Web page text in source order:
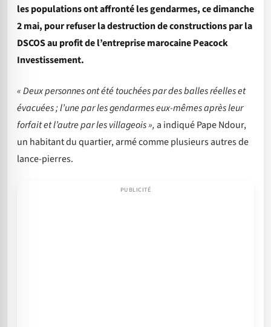
les populations ont affronté les gendarmes, ce dimanche
2 mai, pour refuser la destruction de constructions par la
DSCOS au profit de l’entreprise marocaine Peacock
Investissement.
« Deux personnes ont été touchées par des balles réelles et
évacuées ; l’une par les gendarmes eux-mêmes après leur
forfait et l’autre par les villageois »,a indiqué Pape Ndour,
un habitant du quartier, armé comme plusieurs autres de
lance-pierres.